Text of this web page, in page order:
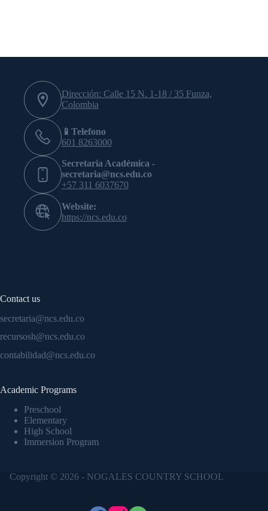
Dirección: Calle 15 N. 1-18 / 35 Funza,
Colombia
📱Telefono
601 8263000
Secretaria Académica -
secretaria@ncs.edu.co
+57 311 6037670
Website:
https://ncs.edu.co
Contact us
secretaria@ncs.edu.co
recursosh@ncs.edu.co
contabilidad@ncs.edu.co
Academic Programs
Preschool
Elementary
High School
Immersion Program
Copyright © 2026 - NOGALES COUNTRY SCHOOL